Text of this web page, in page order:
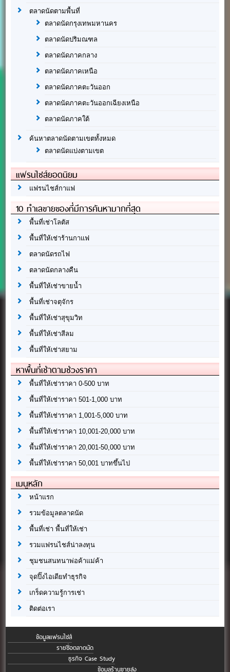
ตลาดนัดตามพื้นที่
ตลาดนัดกรุงเทพมหานคร
ตลาดนัดปริมณฑล
ตลาดนัดภาคกลาง
ตลาดนัดภาคเหนือ
ตลาดนัดภาคตะวันออก
ตลาดนัดภาคตะวันออกเฉียงเหนือ
ตลาดนัดภาคใต้
ค้นหาตลาดนัดตามเขตทั้งหมด
ตลาดนัดแบ่งตามเขต
แฟรนไชส์ยอดนิยม
แฟรนไชส์กาแฟ
10 ทำเลขายของที่มีการค้นหามากที่สุด
พื้นที่เช่าโลตัส
พื้นที่ให้เช่าร้านกาแฟ
ตลาดนัดรถไฟ
ตลาดนัดกลางคืน
พื้นที่ให้เช่าขายน้ำ
พื้นที่เช่าจตุจักร
พื้นที่ให้เช่าสุขุมวิท
พื้นที่ให้เช่าสีลม
พื้นที่ให้เช่าสยาม
หาพื้นที่เช่าตามช่วงราคา
พื้นที่ให้เช่าราคา 0-500 บาท
พื้นที่ให้เช่าราคา 501-1,000 บาท
พื้นที่ให้เช่าราคา 1,001-5,000 บาท
พื้นที่ให้เช่าราคา 10,001-20,000 บาท
พื้นที่ให้เช่าราคา 20,001-50,000 บาท
พื้นที่ให้เช่าราคา 50,001 บาทขึ้นไป
เมนูหลัก
หน้าแรก
รวมข้อมูลตลาดนัด
พื้นที่เช่า พื้นที่ให้เช่า
รวมแฟรนไชส์น่าลงทุน
ชุมชนสนทนาพ่อค้าแม่ค้า
จุดปิ๊งไอเดียทำธุรกิจ
เกร็ดความรู้การเช่า
ติดต่อเรา
ข้อมูลแฟรนไชส์
รายชื่อตลาดนัด
ธุรกิจ Case Study
ข้อมูลร้านขายส่ง